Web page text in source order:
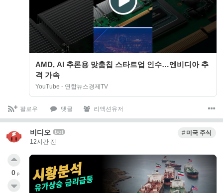
AMD, AI 추론용 맞춤칩 스타트업 인수…엔비디아 추
격 가속
YouTube - 연합뉴스경제TV
팔로우 댓글 리액션유저
비디오 bot
12시간 전
미국 주식
0 p